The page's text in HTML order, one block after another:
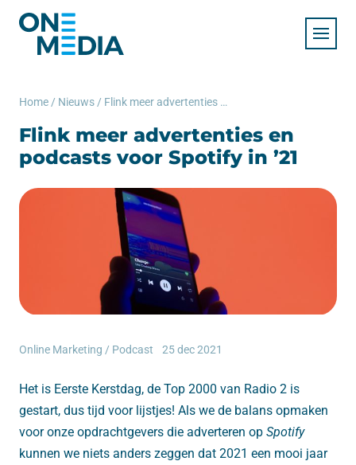
Home / Nieuws / Flink meer advertenties en podcasts voor Spotify in ’21
Flink meer advertenties en
podcasts voor Spotify in ’21
Online Marketing / Podcast 25 dec 2021
Het is Eerste Kerstdag, de Top 2000 van Radio 2 is
gestart, dus tijd voor lijstjes! Als we de balans opmaken
voor onze opdrachtgevers die adverteren op Spotify
kunnen we niets anders zeggen dat 2021 een mooi jaar